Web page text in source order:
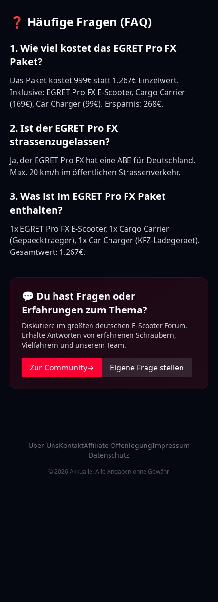
❓ Häufige Fragen (FAQ)
1. Wie viel kostet das EGRET Pro FX
Paket?
Das Paket kostet 999€ statt 1.267€ Einzelwert.
Inklusive: EGRET Pro FX E-Scooter, Cargo Carrier
(169€), Car Charger (99€). Ersparnis: 268€.
2. Ist der EGRET Pro FX
strassenzugelassen?
Ja, der EGRET Pro FX hat eine ABE für Deutschland.
Max. 20 km/h im öffentlichen Strassenverkehr.
3. Was ist im EGRET Pro FX Paket
enthalten?
1x EGRET Pro FX E-Scooter, 1x Cargo Carrier
(Gepaecktraeger), 1x Car Charger (KFZ-Ladegeraet).
Gesamtwert: 1.267€.
💬 Du hast Fragen oder
Erfahrungen zum Thema?
Diskutiere im größten deutschen E-Scooter Forum.
Erhalte Antworten von erfahrenen Schraubern,
Vielfahrern und unserem Team.
Zur Community→ Eigene Frage stellen
Über UnsKontaktAffiliate OffenlegungImpressum
Datenschutz
© 2026 Akkualle. Alle Angaben ohne Gewähr.